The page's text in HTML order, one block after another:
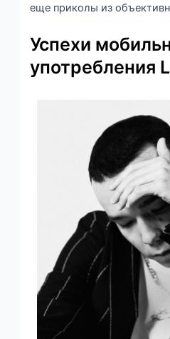
еще приколы из
Успехи
употребления